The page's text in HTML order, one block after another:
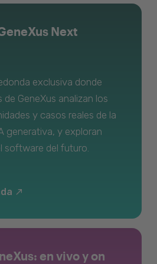
Next
exclusiva donde
GeneXus analizan los
y casos reales de la
generativa, y exploran
software del futuro.
en vivo y on